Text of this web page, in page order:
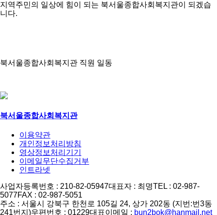
지역주민의 일상에 힘이 되는 북서울종합사회복지관이 되겠습
니다.
북서울종합사회복지관 직원 일동
북서울종합사회복지관
이용약관
개인정보처리방침
영상정보처리기기
이메일무단수집거부
인트라넷
사업자등록번호 : 210-82-05947대표자 : 최명TEL : 02-987-
5077FAX : 02-987-5051
주소 : 서울시 강북구 한천로 105길 24, 상가 202동 (지번:번3동
241번지)우편번호 : 01229대표이메일 : bun2bok@hanmail.net